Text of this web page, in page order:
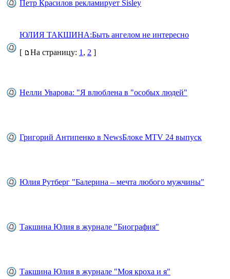
Петр Красилов рекламирует Sisley
ЮЛИЯ ТАКШИНА:Быть ангелом не интересно
[
На страницу: 1 , 2 ]
Нелли Уварова: "Я влюблена в "особых людей"
Григорий Антипенко в NewsБлоке MTV 24 выпуск
Юлия Рутберг "Балерина – мечта любого мужчины"
Такшина Юлия в журнале "Биография"
Такшина Юлия в журнале "Моя кроха и я"